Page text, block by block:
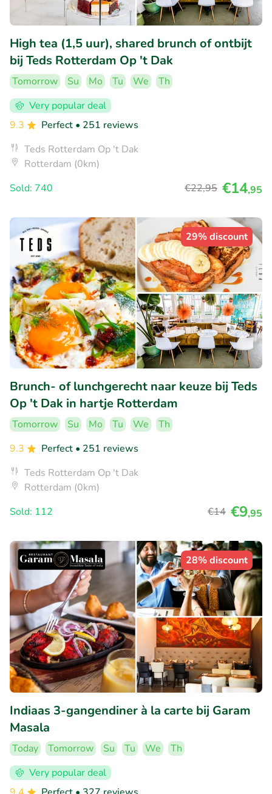
High tea (1,5 uur), shared brunch of ontbijt
bij Teds Rotterdam Op 't Dak
Tomorrow Su Mo Tu We
Th
Very popular deal
9.3
Perfect • 251 reviews
Teds Rotterdam Op 't Dak
Rotterdam (0km)
Sold: 740
€22,95 €14,95
29% discount
Brunch- of lunchgerecht naar keuze bij Teds
Op 't Dak in hartje Rotterdam
Tomorrow Su Mo Tu We
Th
9.3
Perfect • 251 reviews
Teds Rotterdam Op 't Dak
Rotterdam (0km)
Sold: 112
€14 €9,95
28% discount
Indiaas 3-gangendiner à la carte bij Garam
Masala
Today Tomorrow Su Tu We
Th
Very popular deal